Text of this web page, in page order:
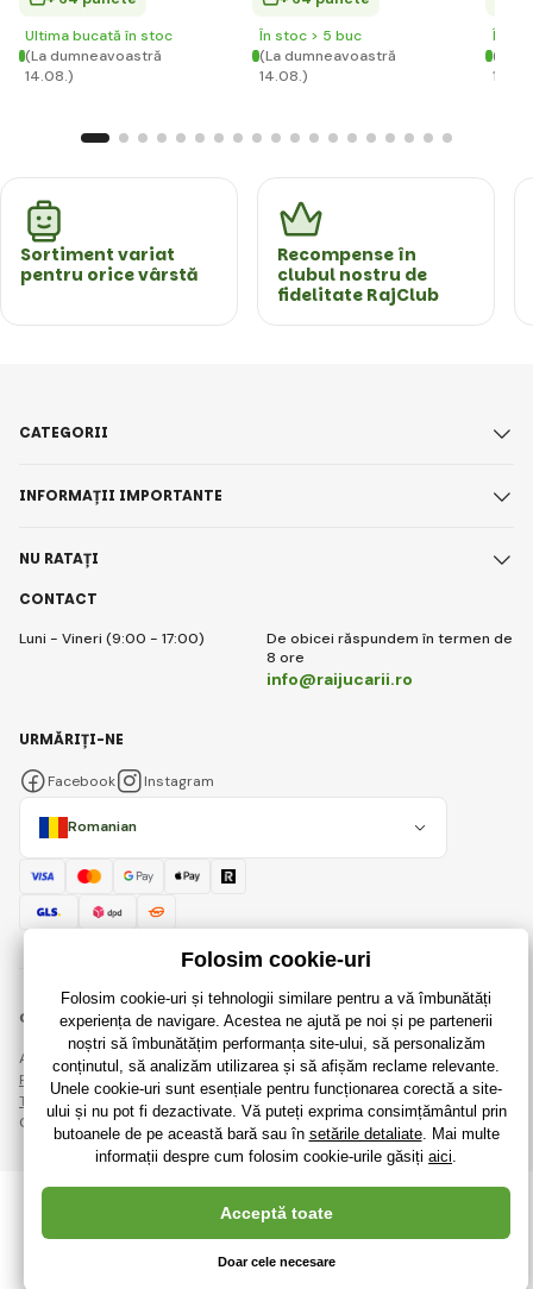
Ultima bucată în stoc
(La dumneavoastră
14.08.)
În stoc > 5 buc
(La dumneavoastră
14.08.)
În
(La
Sortiment variat
pentru orice vârstă
Recompense în
clubul nostru de
fidelitate RajClub
CONTACT
Luni - Vineri (9:00 - 17:00)
De obicei răspundem în termen de
8 ore
info@raijucarii.ro
CATEGORII
INFORMAȚII IMPORTANTE
NU RATAȚI
Romanian
URMĂRIȚI-NE
Facebook Instagram
© 2018 - 2026 RaiJucării.ro, Toate drepturile rezervate
Această pagină este protejată prin reCAPTCHA și se aplică
Regulile de protecție a datelor personale
companiile Google și ale lor
Termeni și condiții.
Crearea de magazine online eficiente de laRIESENIA